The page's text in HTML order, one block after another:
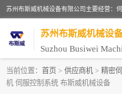
苏州布斯威机械设
当前位置： 首页 > 供应商机 > 精密
机 伺服控制系统 布斯威机械设备
单柱油压机-C型油压机